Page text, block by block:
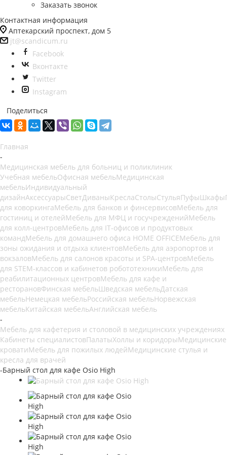
Заказать звонок
Контактная информация
Аптекарский проспект, дом 5
jt@scandicum.ru
Facebook
Вконтакте
Twitter
Instagram
Поделиться
Главная
-
Медицинская мебель для больниц и поликлиник
Учебная мебельОфисная мебельМедицинская
мебельИндивидуальный
дизайнАксессуарыСветДиваныКреслаСтолыСтульяПуфыШкафы
для коворкингаМебель для банков и финсервисовМебель для
гостиниц и отелейМебель для МФЦ и госучрежденийМебель
для колл-центровМебель для IT-офисов и продуктовых
командМебель для домашнего офиса HOME OFFICEМебель для
зоны ожидания и отдыха клиентовМебель для аэропортов и
вокзаловМебель для салонов красоты и SPA-центровМебель
для STEM-классов и кабинетов робототехникиМебель для
реабилитационных центровМебель для кафе и
ресторановФинская мебельШведская мебельДатская
мебельНемецкая мебельРоссийская мебельНорвежская
мебельКитайская мебельАнглийская мебель
-
Мебель для кафетерия и столовой в медицинских учреждениях
Кабинеты специалистовПалатыХоллы и коридорыМедицинские
кроватиМебель для пожилых людейМедицинские стулья и
кресла для врачей
-Барный стол для кафе Osio High